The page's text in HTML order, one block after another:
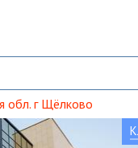
обл. г Щёлково